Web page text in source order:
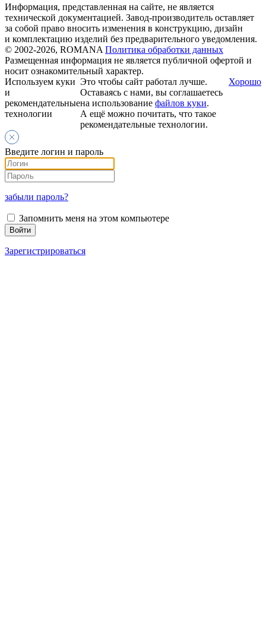
Информация, представленная на сайте, не является
технической документацией. Завод-производитель оставляет
за собой право вносить изменения в конструкцию, дизайн
и комплектацию изделий без предварительного уведомления.
© 2002-2026, ROMANA Политика обработки данных
Размещенная информация не является публичной офертой и
носит ознакомительный характер.
Используем куки
и
рекомендательные
технологии
Это чтобы сайт работал лучше.
Оставаясь с нами, вы соглашаетесь
на использование файлов куки.
А ещё можно почитать, что такое
рекомендательные технологии.
Хорошо
Введите логин и пароль
забыли пароль?
Запомнить меня на этом компьютере
Зарегистрироваться